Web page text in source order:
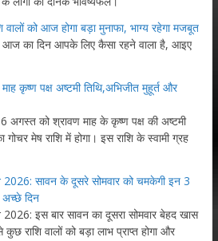
को आज होगा बड़ा मुनाफा, भाग्य रहेगा मजबूत
का दिन आपके लिए कैसा रहने वाला है, आइए
कृष्ण पक्ष अष्टमी तिथि,अभिजीत मुहूर्त और
को श्रावण माह के कृष्ण पक्ष की अष्टमी
मेष राशि में होगा। इस राशि के स्वामी ग्रह
सावन के दूसरे सोमवार को चमकेगी इन 3
अच्छे दिन
इस बार सावन का दूसरा सोमवार बेहद खास
राशि वालों को बड़ा लाभ प्राप्त होगा और